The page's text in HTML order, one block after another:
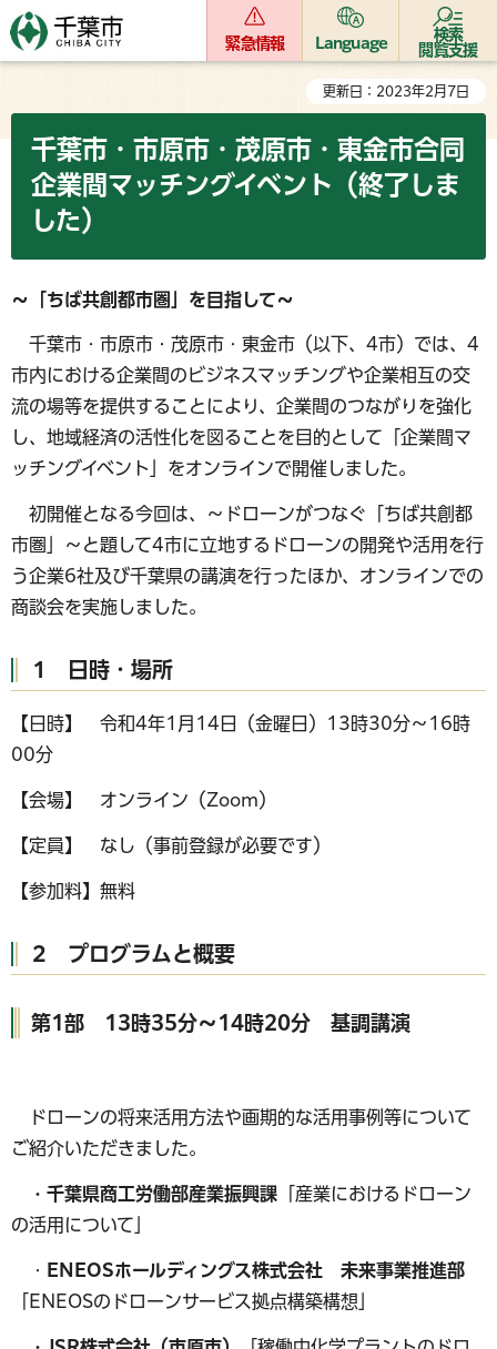
緊急情報 Language
検索
閲覧支援
更新日：2023年2月7日
千葉市・市原市・茂原市・東金市合同
企業間マッチングイベント（終了しま
した ）
～「ちば共創都市圏」を目指して～
千葉市・市原市・茂原市・東金市（以下、4市）では、4
市内における企業間のビジネスマッチングや企業相互の交
流の場等を提供することにより、企業間のつながりを強化
し、地域経済の活性化を図ることを目的として「企業間マ
ッチングイベント」をオンラインで開催しました。
初開催となる今回は、～ドローンがつなぐ「ちば共創都
市圏」～と題して4市に立地するドローンの開発や活用を行
う企業6社及び千葉県の講演を行ったほか、オンラインでの
商談会を実施しました。
1 日時・場所
【日時】 令和4年1月14日（金曜日）13時30分～16時
00分
【会場】 オンライン（Zoom）
【定員】 なし（事前登録が必要です）
【参加料】無料
2 プログラムと概要
第1部 13時35分～14時20分 基調講演
ドローンの将来活用方法や画期的な活用事例等について
ご紹介いただきました。
・千葉県商工労働部産業振興課 「産業におけるドローン
の活用について」
・
ENEOSホールディングス株式会社 未来事業推進部
「ENEOSのドローンサービス拠点構築構想」